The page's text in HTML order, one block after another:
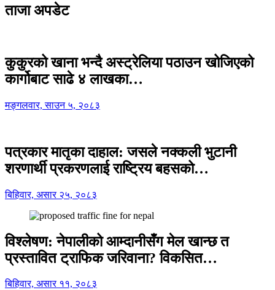
ताजा अपडेट
कुकुरको खाना भन्दै अस्ट्रेलिया पठाउन खोजिएको
कार्गोबाट साढे ४ लाखका…
मङ्गलवार, साउन ५, २०८३
पत्रकार मातृका दाहाल: जसले नक्कली भुटानी
शरणार्थी प्रकरणलाई राष्ट्रिय बहसको…
बिहिवार, असार २५, २०८३
विश्लेषण: नेपालीको आम्दानीसँग मेल खान्छ त
प्रस्तावित ट्राफिक जरिवाना? विकसित…
बिहिवार, असार ११, २०८३